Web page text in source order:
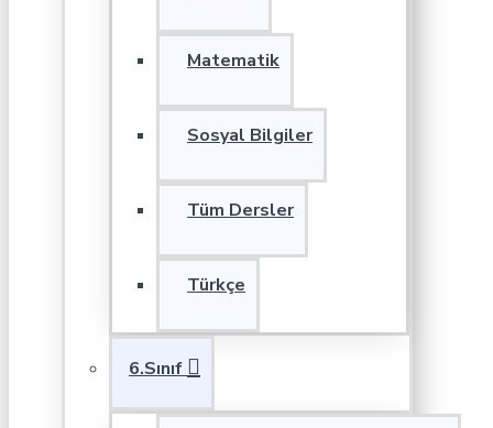
Matematik
Sosyal Bilgiler
Tüm Dersler
Türkçe
6.Sınıf